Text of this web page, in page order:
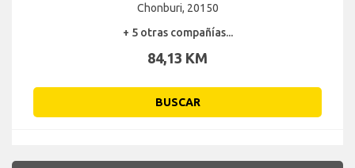
Chonburi, 20150
+ 5 otras compañías...
84,13 KM
BUSCAR